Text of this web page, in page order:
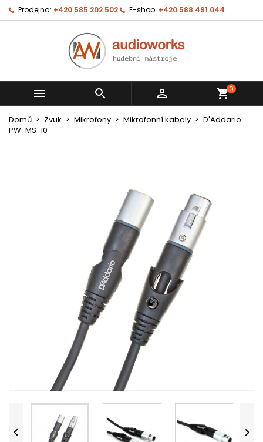
Prodejna: +420 585 202 502 E-shop: +420 588 491 044
   shopping_cart0
Domů Zvuk Mikrofony Mikrofonní kabely
D'Addario
PW-MS-10
 